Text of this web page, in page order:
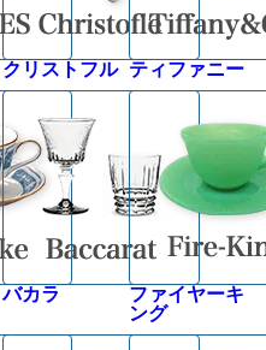
クリストフル ティファニー
バカラ
ファイヤーキ
ング